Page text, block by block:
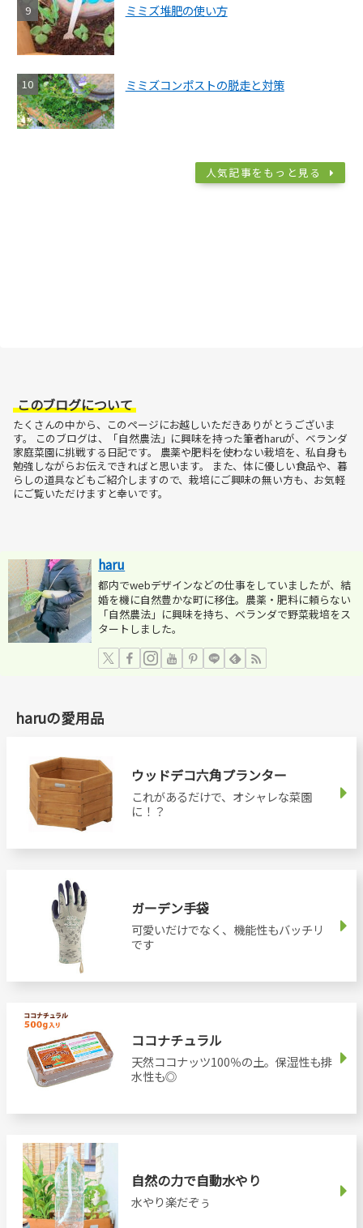
ミミズ堆肥の使い方
ミミズコンポストの脱走と対策
人気記事をもっと見る
このブログについて
たくさんの中から、このページにお越しいただきありがとうございま
す。
このブログは、「自然農法」に興味を持った筆者haruが、ベランダ
家庭菜園に挑戦する日記です。
農薬や肥料を使わない栽培を、私自身も
勉強しながらお伝えできればと思います。
また、体に優しい食品や、暮
らしの道具などもご紹介しますので、栽培にご興味の無い方も、お気軽
にご覧いただけますと幸いです。
haru
都内でwebデザインなどの仕事をしていましたが、結
婚を機に自然豊かな町に移住。農薬・肥料に頼らない
「自然農法」に興味を持ち、ベランダで野菜栽培をス
タートしました。
haruの愛用品
ウッドデコ六角プランター
これがあるだけで、オシャレな菜園
に！？
ガーデン手袋
可愛いだけでなく、機能性もバッチリ
です
ココナチュラル
天然ココナッツ100％の土。保湿性も排
水性も◎
自然の力で自動水やり
水やり楽だぞぅ